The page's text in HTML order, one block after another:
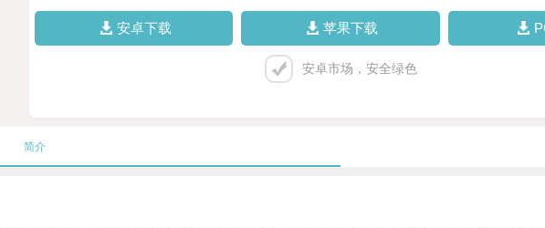
安卓下载 苹果下载
安卓市场，安全绿色
简介